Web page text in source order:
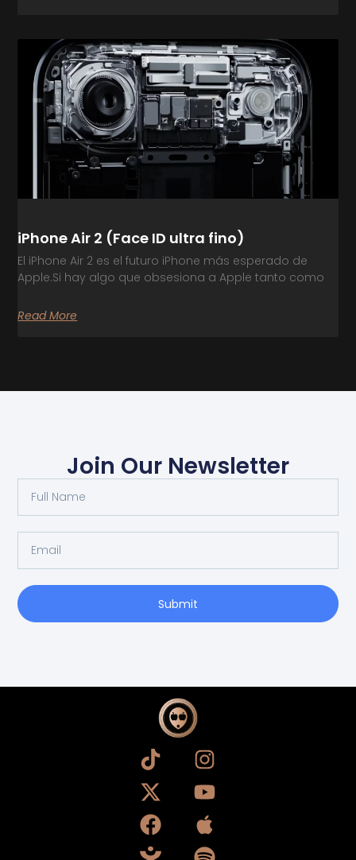
iPhone Air 2 (Face ID ultra fino)
El iPhone Air 2 es el futuro iPhone más esperado de
Apple.Si hay algo que obsesiona a Apple tanto como
Read More
Join Our Newsletter
Submit